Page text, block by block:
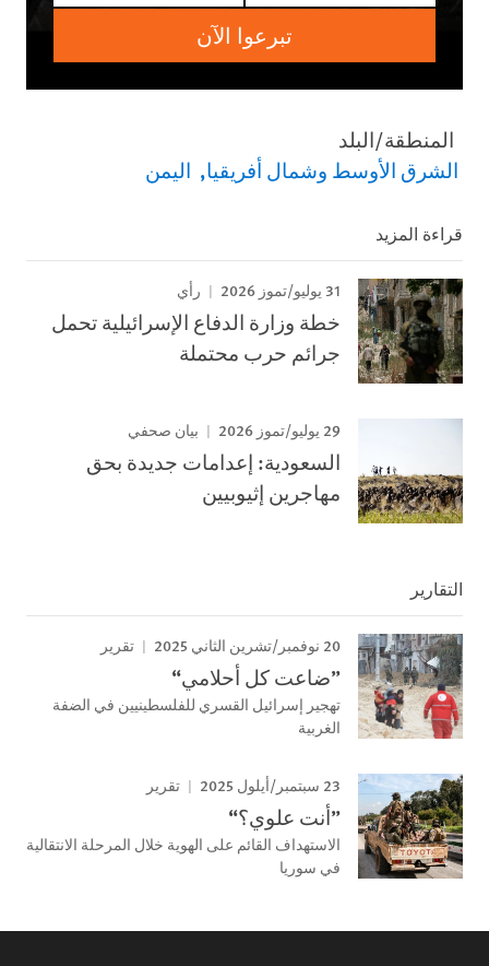
تبرعوا الآن
المنطقة/البلد
الشرق الأوسط وشمال أفريقيا اليمن
قراءة المزيد
31 يوليو/تموز 2026 رأي
خطة وزارة الدفاع الإسرائيلية تحمل
جرائم حرب محتملة
29 يوليو/تموز 2026 بيان صحفي
السعودية: إعدامات جديدة بحق
مهاجرين إثيوبيين
التقارير
20 نوفمبر/تشرين الثاني 2025 تقرير
”ضاعت كل أحلامي“
تهجير إسرائيل القسري للفلسطينيين في الضفة
الغربية
23 سبتمبر/أيلول 2025 تقرير
”أنت علوي؟“
الاستهداف القائم على الهوية خلال المرحلة الانتقالية
في سوريا